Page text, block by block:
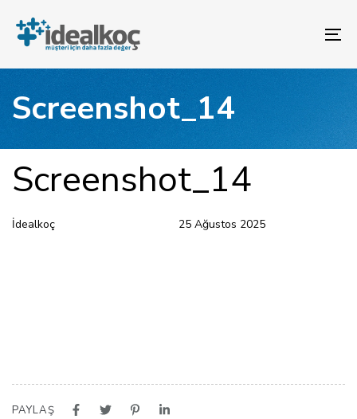
atla
gezinme
bölümüne
geç
İçeriğe
atlaScreenshot_14
Screenshot_14
İdealkoç 25 Ağustos 2025
PAYLAŞ